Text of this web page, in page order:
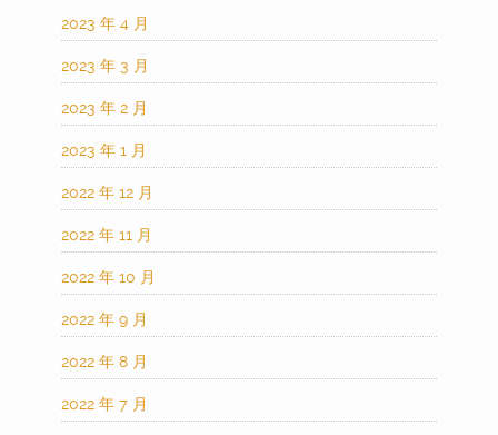
2023 年 4 月
2023 年 3 月
2023 年 2 月
2023 年 1 月
2022 年 12 月
2022 年 11 月
2022 年 10 月
2022 年 9 月
2022 年 8 月
2022 年 7 月